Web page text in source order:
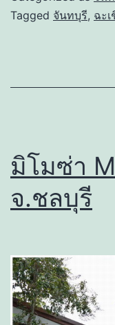
Tagged จันทบุรี, ฉะเ
มิโมซ่า
จ.ชลบุรี